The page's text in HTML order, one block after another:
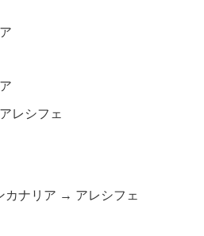
アレシフェ
カナリア → アレシフェ